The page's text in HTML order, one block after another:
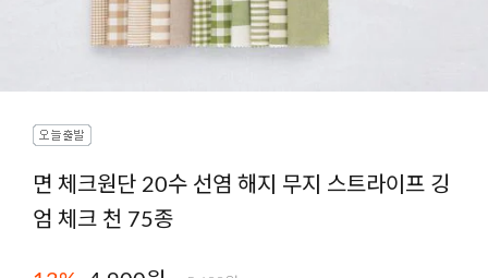
면 체크원단 20수 선염 해지 무지 스트라이프 깅
엄 체크 천 75종